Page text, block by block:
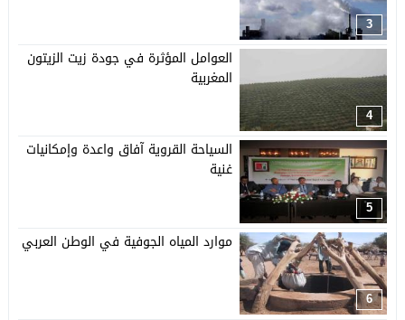
3
4
العوامل المؤثرة في جودة زيت الزيتون
المغربية
5
السياحة القروية آفاق واعدة وإمكانيات
غنية
6
موارد المياه الجوفية في الوطن العربي